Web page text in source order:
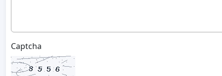
Captcha